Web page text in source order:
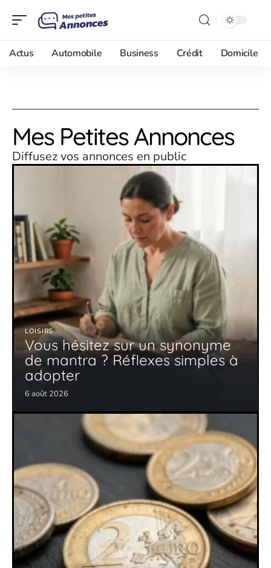
Actus Automobile Business Crédit Domicile
Mes Petites Annonces
Diffusez vos annonces en public
LOISIRS
Vous hésitez sur un synonyme
de mantra ? Réflexes simples à
adopter
6 août 2026